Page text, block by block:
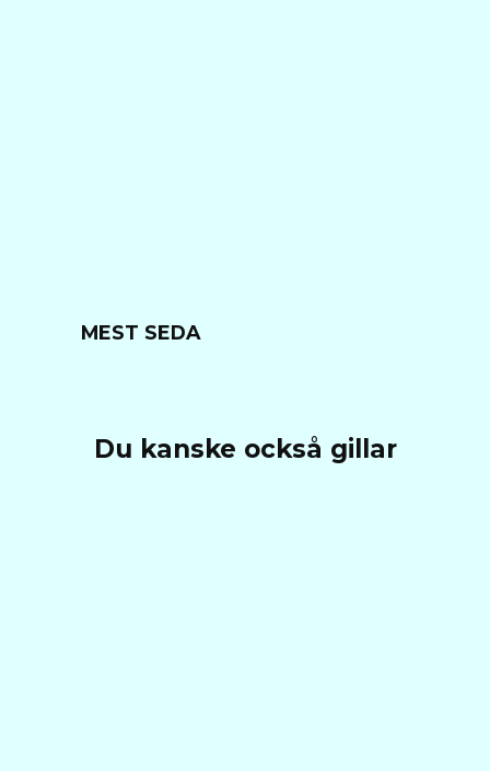
MEST SEDA
Du kanske också gillar